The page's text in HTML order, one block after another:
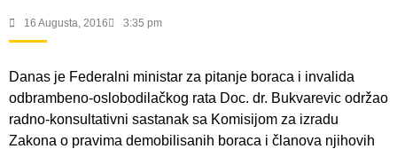
16 Augusta, 2016 3:35 pm
Danas je Federalni ministar za pitanje boraca i invalida
odbrambeno-oslobodilačkog rata Doc. dr. Bukvarevic održao
radno-konsultativni sastanak sa Komisijom za izradu
Zakona o pravima demobilisanih boraca i članova njihovih